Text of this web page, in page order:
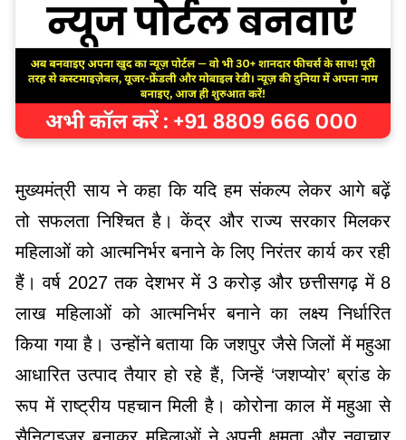
मुख्यमंत्री साय ने कहा कि यदि हम संकल्प लेकर आगे बढ़ें
महिलाओं को आत्मनिर्भर बनाने के लिए निरंतर कार्य कर रही
हैं। वर्ष 2027 तक देशभर में 3 करोड़ और छत्तीसगढ़ में 8
लाख महिलाओं को आत्मनिर्भर बनाने का लक्ष्य निर्धारित
किया गया है। उन्होंने बताया कि जशपुर जैसे जिलों में महुआ
आधारित उत्पाद तैयार हो रहे हैं, जिन्हें ‘जशप्योर’ ब्रांड के
रूप में राष्ट्रीय पहचान मिली है। कोरोना काल में महुआ से
सैनिटाइज़र बनाकर महिलाओं ने अपनी क्षमता और नवाचार
का परिचय दिया था।